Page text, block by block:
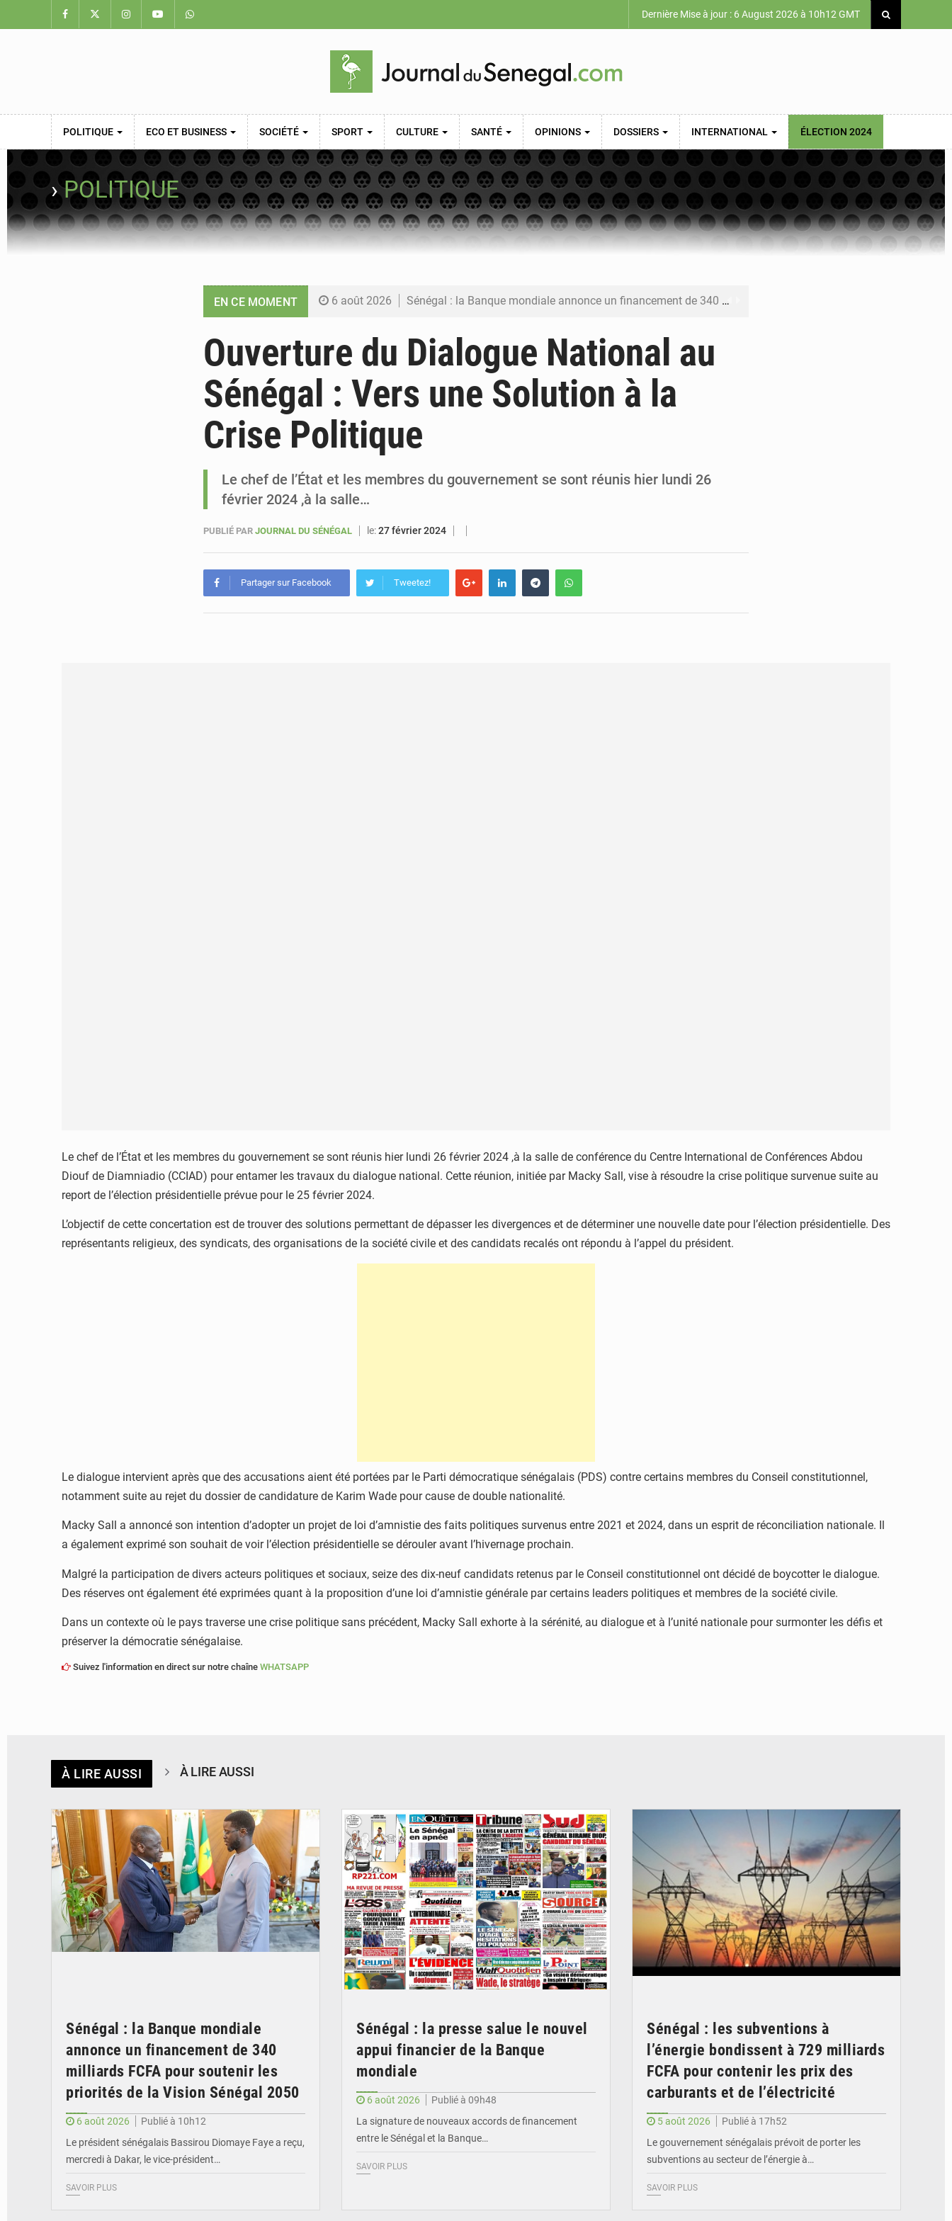
Dernière Mise à jour : 6 August 2026 à 10h12 GMT
POLITIQUE ECO ET BUSINESS SOCIÉTÉ SPORT CULTURE SANTÉ OPINIONS DOSSIERS INTERNATIONAL ÉLECTION 2024
›POLITIQUE
EN CE MOMENT 6 août 2026 Sénégal : la Banque mondiale annonce un financement de 340 milliards FCFA pour soutenir les priorités de la Vision Sénégal 2050
5 août 2026 Sénégal : les subventions à l’énergie bondissent à 729 milliards FCFA pour contenir les prix des carburants et de l’électricité
5 août 2026 Sénégal : le niveau du fleuve Sénégal poursuit sa montée à Podor, les autorités appellent à la vigilance
5 août 2026 Sénégal : Ousmane Diagne prêtera serment le 11 août comme président du Conseil constitutionnel
Ouverture du Dialogue National au
Sénégal : Vers une Solution à la
Crise Politique
Le chef de l’État et les membres du gouvernement se sont réunis hier lundi 26
février 2024 ,à la salle…
PUBLIÉ PAR JOURNAL DU SÉNÉGAL le:27 février 2024
Partager sur Facebook Tweetez!
Le chef de l’État et les membres du gouvernement se sont réunis hier lundi 26 février 2024 ,à la salle de conférence du Centre International de Conférences Abdou
Diouf de Diamniadio (CCIAD) pour entamer les travaux du dialogue national. Cette réunion, initiée par Macky Sall, vise à résoudre la crise politique survenue suite au
report de l’élection présidentielle prévue pour le 25 février 2024.
L’objectif de cette concertation est de trouver des solutions permettant de dépasser les divergences et de déterminer une nouvelle date pour l’élection présidentielle. Des
représentants religieux, des syndicats, des organisations de la société civile et des candidats recalés ont répondu à l’appel du président.
Le dialogue intervient après que des accusations aient été portées par le Parti démocratique sénégalais (PDS) contre certains membres du Conseil constitutionnel,
notamment suite au rejet du dossier de candidature de Karim Wade pour cause de double nationalité.
Macky Sall a annoncé son intention d’adopter un projet de loi d’amnistie des faits politiques survenus entre 2021 et 2024, dans un esprit de réconciliation nationale. Il
a également exprimé son souhait de voir l’élection présidentielle se dérouler avant l’hivernage prochain.
Malgré la participation de divers acteurs politiques et sociaux, seize des dix-neuf candidats retenus par le Conseil constitutionnel ont décidé de boycotter le dialogue.
Des réserves ont également été exprimées quant à la proposition d’une loi d’amnistie générale par certains leaders politiques et membres de la société civile.
Dans un contexte où le pays traverse une crise politique sans précédent, Macky Sall exhorte à la sérénité, au dialogue et à l’unité nationale pour surmonter les défis et
préserver la démocratie sénégalaise.
Suivez l'information en direct sur notre chaîne WHATSAPP
À LIRE AUSSI À LIRE AUSSI
Sénégal : la Banque mondiale
annonce un financement de 340
milliards FCFA pour soutenir les
priorités de la Vision Sénégal 2050
6 août 2026
Publié à 10h12
Le président sénégalais Bassirou Diomaye Faye a reçu,
mercredi à Dakar, le vice-président…
SAVOIR PLUS
Sénégal : la presse salue le nouvel
appui financier de la Banque
mondiale
6 août 2026
Publié à 09h48
La signature de nouveaux accords de financement
entre le Sénégal et la Banque…
SAVOIR PLUS
Sénégal : les subventions à
l’énergie bondissent à 729 milliards
FCFA pour contenir les prix des
carburants et de l’électricité
5 août 2026
Publié à 17h52
Le gouvernement sénégalais prévoit de porter les
subventions au secteur de l’énergie à…
SAVOIR PLUS